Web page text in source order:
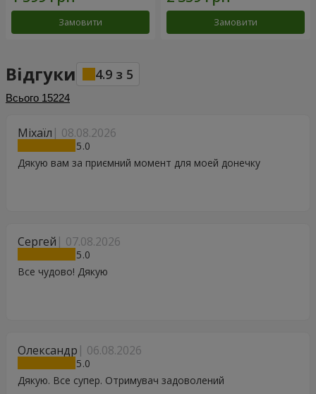
Замовити Замовити
Відгуки 4.9 з 5
Всього 15224
Міхаїл 08.08.2026
5
Дякую вам за приємний момент для моей донечку
Сергей 07.08.2026
5
Все чудово! Дякую
Олександр 06.08.2026
5
Дякую. Все супер. Отримувач задоволений